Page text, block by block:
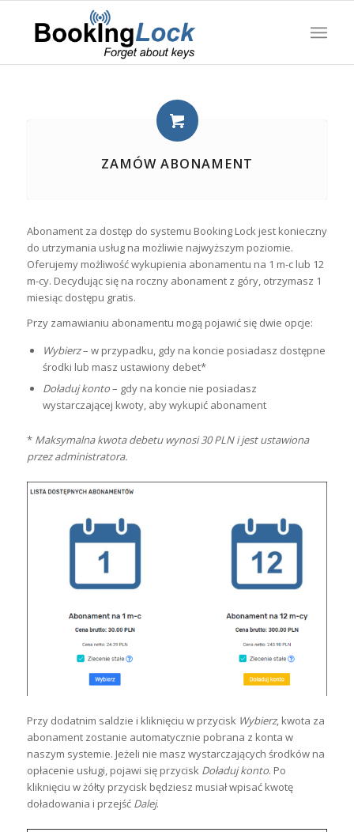
ZAMÓW ABONAMENT
Abonament za dostęp do systemu Booking Lock jest konieczny
do utrzymania usług na możliwie najwyższym poziomie.
Oferujemy możliwość wykupienia abonamentu na 1 m-c lub 12
m-cy. Decydując się na roczny abonament z góry, otrzymasz 1
miesiąc dostępu gratis.
Przy zamawianiu abonamentu mogą pojawić się dwie opcje:
Wybierz– w przypadku, gdy na koncie posiadasz dostępne
środki lub masz ustawiony debet*
Doładuj konto– gdy na koncie nie posiadasz
wystarczającej kwoty, aby wykupić abonament
* Maksymalna kwota debetu wynosi 30 PLN i jest ustawiona
przez administratora.
Przy dodatnim saldzie i kliknięciu w przycisk Wybierz, kwota za
abonament zostanie automatycznie pobrana z konta w
naszym systemie. Jeżeli nie masz wystarczających środków na
opłacenie usługi, pojawi się przycisk Doładuj konto. Po
kliknięciu w żółty przycisk będziesz musiał wpisać kwotę
doładowania i przejść Dalej.